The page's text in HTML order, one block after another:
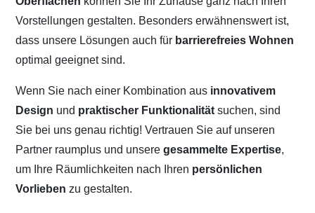
Vorstellungen gestalten. Besonders erwähnenswert ist,
dass unsere Lösungen auch für barrierefreies Wohnen
optimal geeignet sind.
Wenn Sie nach einer Kombination aus innovativem
Design und praktischer Funktionalitätsuchen, sind
Sie bei uns genau richtig! Vertrauen Sie auf unseren
Partner raumplus und unseregesammelte Expertise,
um Ihre Räumlichkeiten nach Ihren persönlichen
Vorliebenzu gestalten.